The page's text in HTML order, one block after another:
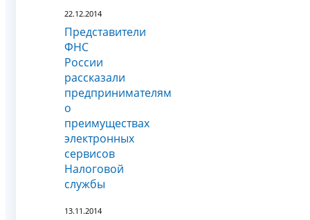
22.12.2014
Представители
ФНС
России
рассказали
предпринимателям
о
преимуществах
электронных
сервисов
Налоговой
службы
13.11.2014